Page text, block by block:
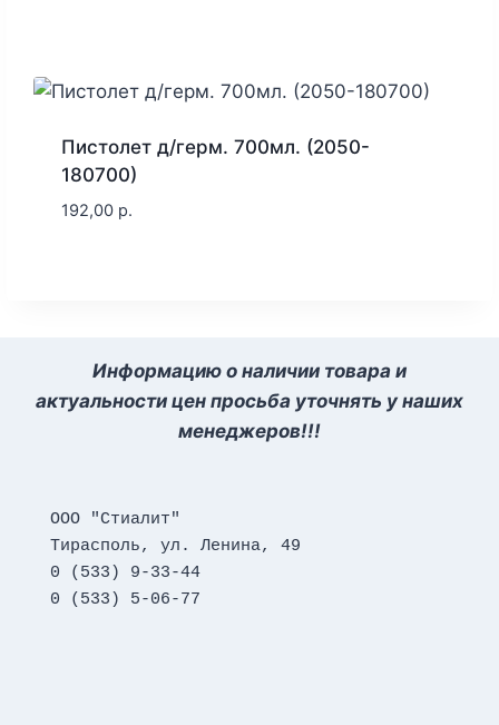
Пистолет д/герм. 700мл. (2050-
180700)
192,00 р.
Информацию о наличии товара и
актуальности цен просьба уточнять у наших
менеджеров!!!
ООО "Стиалит"
Тирасполь, ул. Ленина, 49
0 (533) 9-33-44
0 (533) 5-06-77